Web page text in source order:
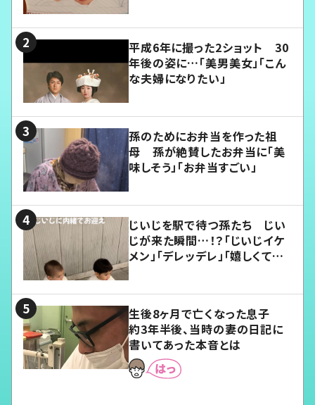
平成6年に撮った2ショット 30
年後の姿に…「美男美女」「こん
な夫婦になりたい」
孫のためにお弁当を作った祖
母 孫が絶賛したお弁当に「美
味しそう」「お弁当すごい」
じいじを駅で待つ孫たち じい
じが来た瞬間…！？「じいじイケ
メン」「デレッデレ」「嬉しくて可
生後8ヶ月で亡くなった息子
約3年半後、当時の妻の日記に
書いてあった本音とは